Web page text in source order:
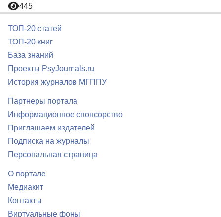
445
ТОП-20 статей
ТОП-20 книг
База знаний
Проекты PsyJournals.ru
История журналов МГППУ
Партнеры портала
Информационное спонсорство
Приглашаем издателей
Подписка на журналы
Персональная страница
О портале
Медиакит
Контакты
Виртуальные фоны